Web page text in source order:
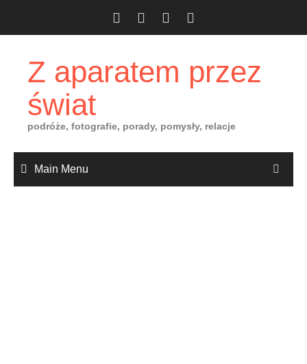
Z aparatem przez
świat
podróże, fotografie, porady, pomysły, relacje
Main Menu